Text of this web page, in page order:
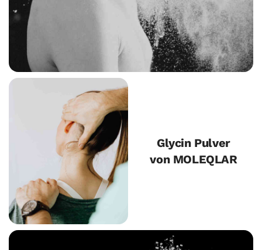
Glycin Pulver
von MOLEQLAR